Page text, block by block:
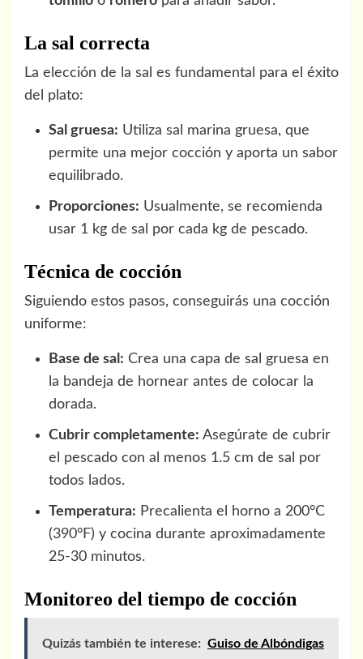
La sal correcta
La elección de la sal es fundamental para el éxito
del plato:
Sal gruesa: Utiliza sal marina gruesa, que
permite una mejor cocción y aporta un sabor
equilibrado.
Proporciones: Usualmente, se recomienda
usar 1 kg de sal por cada kg de pescado.
Técnica de cocción
Siguiendo estos pasos, conseguirás una cocción
uniforme:
Base de sal: Crea una capa de sal gruesa en
la bandeja de hornear antes de colocar la
dorada.
Cubrir completamente: Asegúrate de cubrir
el pescado con al menos 1.5 cm de sal por
todos lados.
Temperatura: Precalienta el horno a 200°C
(390°F) y cocina durante aproximadamente
25-30 minutos.
Monitoreo del tiempo de cocción
Quizás también te interese: Guiso de Albóndigas